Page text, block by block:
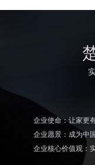
企业使命：让家更
企业愿景：成为中
企业核心价值观：